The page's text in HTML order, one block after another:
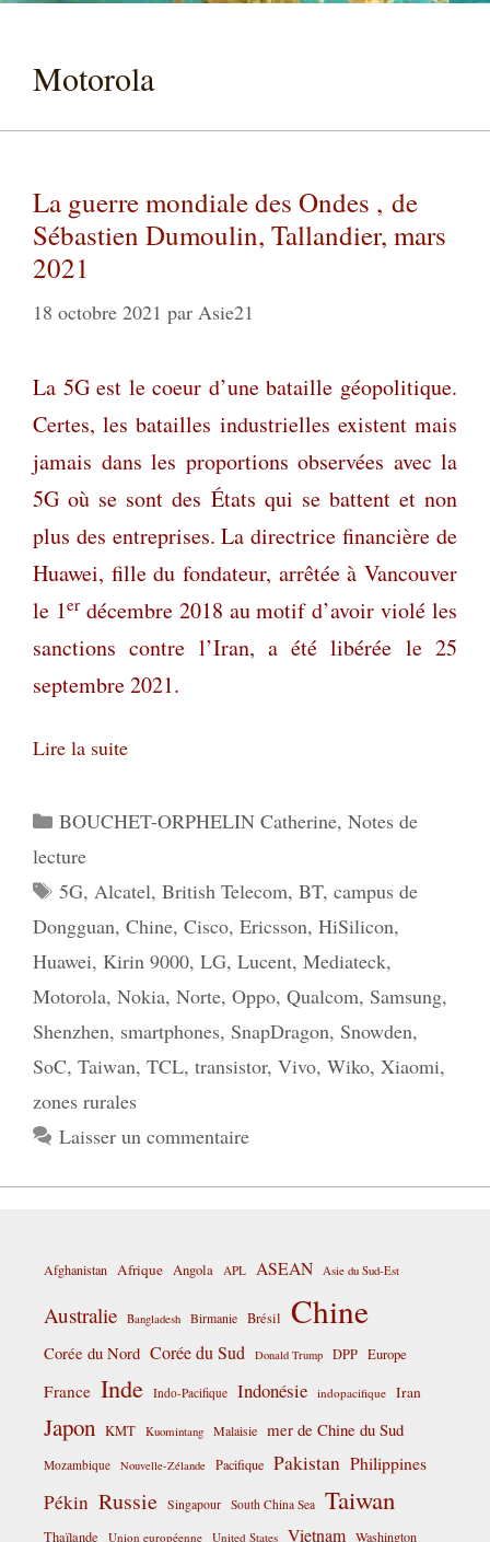
Motorola
La guerre mondiale des Ondes , de
Sébastien Dumoulin, Tallandier, mars
2021
18 octobre 2021 par Asie21
La 5G est le coeur d’une bataille géopolitique.
Certes, les batailles industrielles existent mais
jamais dans les proportions observées avec la
5G où se sont des États qui se battent et non
plus des entreprises. La directrice financière de
Huawei, fille du fondateur, arrêtée à Vancouver
le 1erdécembre 2018 au motif d’avoir violé les
sanctions contre l’Iran, a été libérée le 25
septembre 2021.
Lire la suite
Catégories
BOUCHET-ORPHELIN Catherine, Notes de
lecture
Étiquettes
5G, Alcatel, British Telecom, BT, campus de
Dongguan, Chine, Cisco, Ericsson, HiSilicon,
Huawei, Kirin 9000, LG, Lucent, Mediateck,
Motorola, Nokia, Norte, Oppo, Qualcom, Samsung,
Shenzhen, smartphones, SnapDragon, Snowden,
SoC, Taiwan, TCL, transistor, Vivo, Wiko, Xiaomi,
zones rurales
Laisser un commentaire
Afghanistan Afrique Angola APL ASEAN Asie du Sud-Est
Australie Bangladesh Birmanie Brésil Chine
Corée du Nord Corée du Sud Donald Trump DPP Europe
France Inde Indo-Pacifique Indonésie indopacifique Iran
Japon KMT Kuomintang Malaisie mer de Chine du Sud
Mozambique Nouvelle-Zélande Pacifique Pakistan Philippines
Pékin Russie Singapour South China Sea Taiwan
Thaïlande Union européenne United States Vietnam Washington